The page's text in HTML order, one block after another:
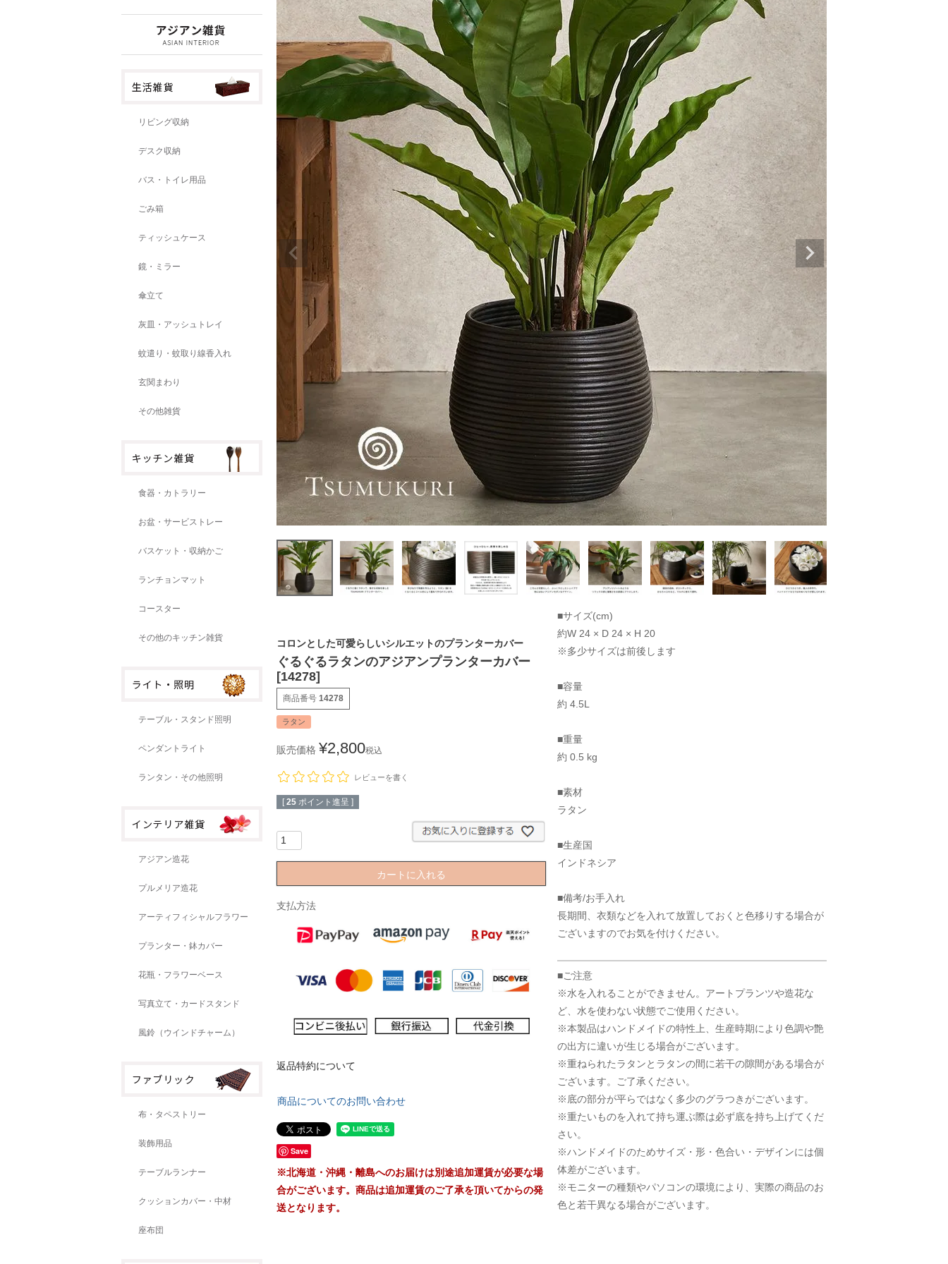
リビング収納
デスク収納
バス・トイレ用品
ごみ箱
ティッシュケース
鏡・ミラー
傘立て
灰皿・アッシュトレイ
蚊遣り・蚊取り線香入れ
玄関まわり
その他雑貨
食器・カトラリー
お盆・サービストレー
バスケット・収納かご
ランチョンマット
コースター
その他のキッチン雑貨
テーブル・スタンド照明
ペンダントライト
ランタン・その他照明
アジアン造花
プルメリア造花
アーティフィシャルフラワー
プランター・鉢カバー
花瓶・フラワーベース
写真立て・カードスタンド
風鈴（ウインドチャーム）
布・タペストリー
装飾用品
テーブルランナー
クッションカバー・中材
座布団
コロンとした可愛らしいシルエットのプランターカバー
ぐるぐるラタンのアジアンプランターカバー
[14278]
商品番号 14278
ラタン
販売価格 ¥2,800税込
レビューを書く
[ 25 ポイント進呈 ]
カートに入れる
支払方法
返品特約について
商品についてのお問い合わせ
Save
※北海道・沖縄・離島へのお届けは別途追加運賃が必要な場
合がございます。商品は追加運賃のご了承を頂いてからの発
送となります。
■サイズ(cm)
約W 24 × D 24 × H 20
※多少サイズは前後します
■容量
約 4.5L
■重量
約 0.5 kg
■素材
ラタン
■生産国
インドネシア
■備考/お手入れ
長期間、衣類などを入れて放置しておくと色移りする場合が
ございますのでお気を付けください。
■ご注意
※水を入れることができません。アートプランツや造花な
ど、水を使わない状態でご使用ください。
※本製品はハンドメイドの特性上、生産時期により色調や艶
の出方に違いが生じる場合がございます。
※重ねられたラタンとラタンの間に若干の隙間がある場合が
ございます。ご了承ください。
※底の部分が平らではなく多少のグラつきがございます。
※重たいものを入れて持ち運ぶ際は必ず底を持ち上げてくだ
さい。
※ハンドメイドのためサイズ・形・色合い・デザインには個
体差がございます。
※モニターの種類やパソコンの環境により、実際の商品のお
色と若干異なる場合がございます。